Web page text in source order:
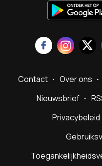
Contact Over ons
Nieuwsbrief
Privacybeleid